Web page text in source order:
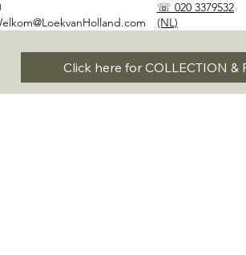
☏ 020 3379532
(NL)
Click here for COLLECTION &